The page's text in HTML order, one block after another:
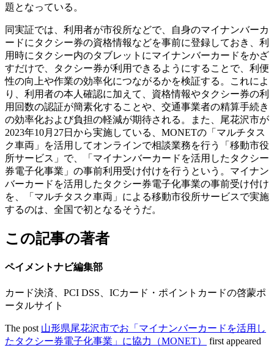
題となっている。
同実証では、利用者が市役所などで、自身のマイナンバーカ
ードにタクシー券の資格情報などを事前に登録しておき、利
用時にタクシー内のタブレットにマイナンバーカードをかざ
すだけで、タクシー券が利用できるようにすることで、利便
性の向上や作業の効率化につながるかを検証する。これによ
り、利用者の本人確認に加えて、資格情報やタクシー券の利
用回数の認証が簡素化することや、交通事業者の精算手続き
の効率化および負担の軽減が期待される。また、尾花沢市が
2023年10月27日から実施している、MONETの「マルチタス
ク車両」を活用してオンラインで相談業務を行う「移動市役
所サービス」で、「マイナンバーカードを活用したタクシー
券電子化事業」の事前利用受け付けを行うという。マイナン
バーカードを活用したタクシー券電子化事業の事前受け付け
を、「マルチタスク車両」による移動市役所サービスで実施
するのは、全国で初となるそうだ。
この記事の著者
ペイメントナビ編集部
カード決済、PCI DSS、ICカード・ポイントカードの啓蒙ポ
ータルサイト
The post 山形県尾花沢市でお「マイナンバーカードを活用し
たタクシー券電子化事業」に協力（MONET）
first appeared